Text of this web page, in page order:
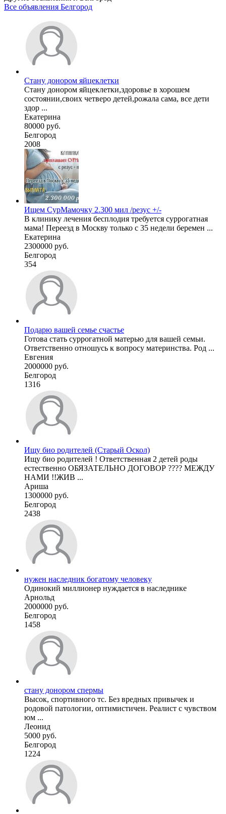
Все объявления Белгород
Стану донором яйцеклетки
Стану донором яйцеклетки,здоровье в хорошем
состоянии,своих четверо детей,рожала сама, все дети
здор ...
Екатерина
80000 руб.
Белгород
2008
Ищем СурМамочку 2.300 мил /резус +/-
В клинику лечения бесплодия требуется суррогатная
мама! Переезд в Москву только с 35 недели беремен ...
Екатерина
2300000 руб.
Белгород
354
Подарю вашей семье счастье
Готова стать суррогатной матерью для вашей семьи.
Ответственно отношусь к вопросу материнства. Род ...
Евгения
2000000 руб.
Белгород
1316
Ищу био родителей (Старый Оскол)
Ищу био родителей ! Ответственная 2 детей роды
естественно ОБЯЗАТЕЛЬНО ДОГОВОР ???? МЕЖДУ
НАМИ !!ЖИВ ...
Ариша
1300000 руб.
Белгород
2438
нужен наследник богатому человеку
Одинокий миллионер нуждается в наследнике
Арнольд
2000000 руб.
Белгород
1458
стану донором спермы
Высок, спортивного тс. Без вредных привычек и
родовой патологии, оптимистичен. Реалист с чувством
юм ...
Леонид
5000 руб.
Белгород
1224